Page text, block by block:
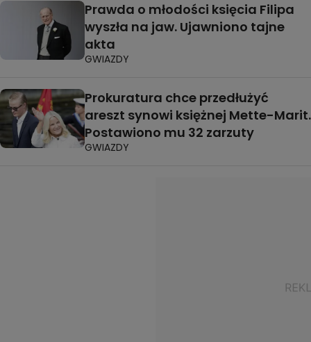
Prawda o młodości księcia Filipa
wyszła na jaw. Ujawniono tajne
akta
GWIAZDY
Prokuratura chce przedłużyć
areszt synowi księżnej Mette-Marit.
Postawiono mu 32 zarzuty
GWIAZDY